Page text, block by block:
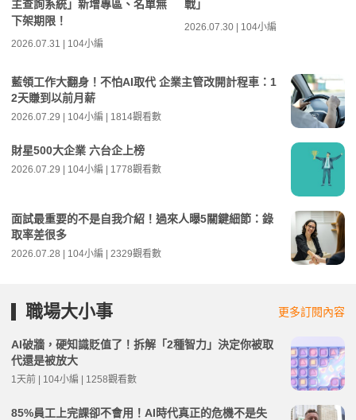
主查詢系統」新增專區、名單無
下架期限！
2026.07.31 | 104小編
戰」
2026.07.30 | 104小編
藍領工作大翻身！不怕AI取代 企業主管改開計程車：1
2天賺到以前月薪
2026.07.29 | 104小編 | 1814觀看數
財星500大企業 六台企上榜
2026.07.29 | 104小編 | 1778觀看數
面試最重要的不是自我介紹！過來人曝5關鍵細節：錄
取率差很多
2026.07.28 | 104小編 | 2329觀看數
職場大小事 更多訂閱內容
AI破牆，硬知識貶值了！拆解「2種智力」決定你被取
代還是被放大
1天前 | 104小編 | 1258觀看數
85%員工上完課卻不會用！AI時代真正的危機不是失